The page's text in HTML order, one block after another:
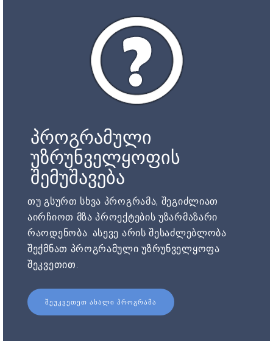
პროგრამული
უზრუნველყოფის
შემუშავება
თუ გსურთ სხვა პროგრამა, შეგიძლიათ
აირჩიოთ მზა პროექტების უზარმაზარი
რაოდენობა. ასევე არის შესაძლებლობა
შექმნათ პროგრამული უზრუნველყოფა
შეკვეთით.
ᲨᲔᲣᲙᲕᲔᲗᲔᲗ ᲐᲮᲐᲚᲘ ᲞᲠᲝᲒᲠᲐᲛᲐ